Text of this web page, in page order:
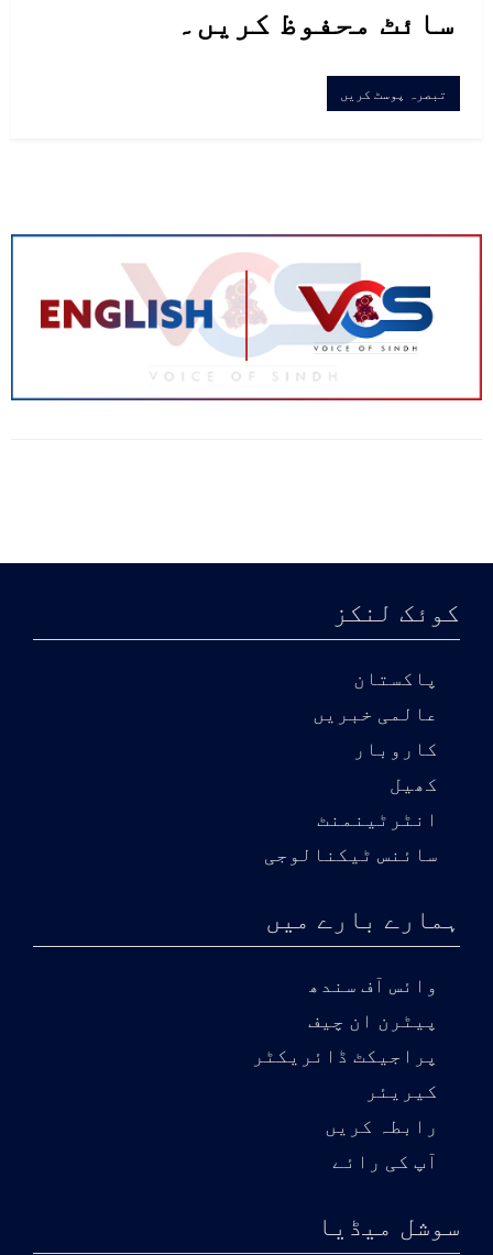
سائٹ محفوظ کریں۔
کوئک لنکز
پاکستان
عالمی خبریں
کاروبار
کھیل
انٹرٹینمنٹ
سائنس ٹیکنالوجی
ہمارے بارے میں
وائس آف سندھ
پیٹرن ان چیف
پراجیکٹ ڈائریکٹر
کیریئر
رابطہ کریں
آپ کی رائے
سوشل میڈیا